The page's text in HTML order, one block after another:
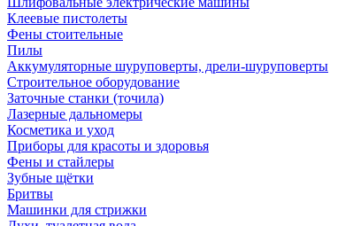
Клеевые пистолеты
Фены стоительные
Пилы
Аккумуляторные шуруповерты, дрели-шуруповерты
Строительное оборудование
Заточные станки (точила)
Лазерные дальномеры
Косметика и уход
Приборы для красоты и здоровья
Фены и стайлеры
Зубные щётки
Бритвы
Машинки для стрижки